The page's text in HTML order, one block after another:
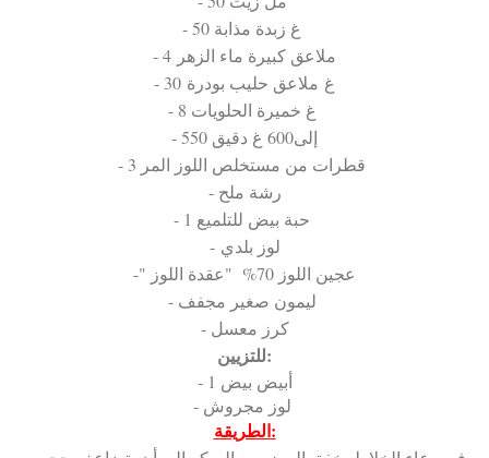
- 4 ملاعق كبيرة ماء الزهر
- 30 غ ملاعق حليب بودرة
- 550 إلى600 غ دقيق
- رشة ملح
- لوز بلدي
-" عجين اللوز 70% "عقدة اللوز
- كرز معسل
للتزيين:
- 1 أبيض بيض
الطريقة: